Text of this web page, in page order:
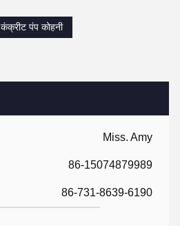
Miss. Amy
86-15074879989
86-731-8639-6190
कंक्रीट पंप कोहनी